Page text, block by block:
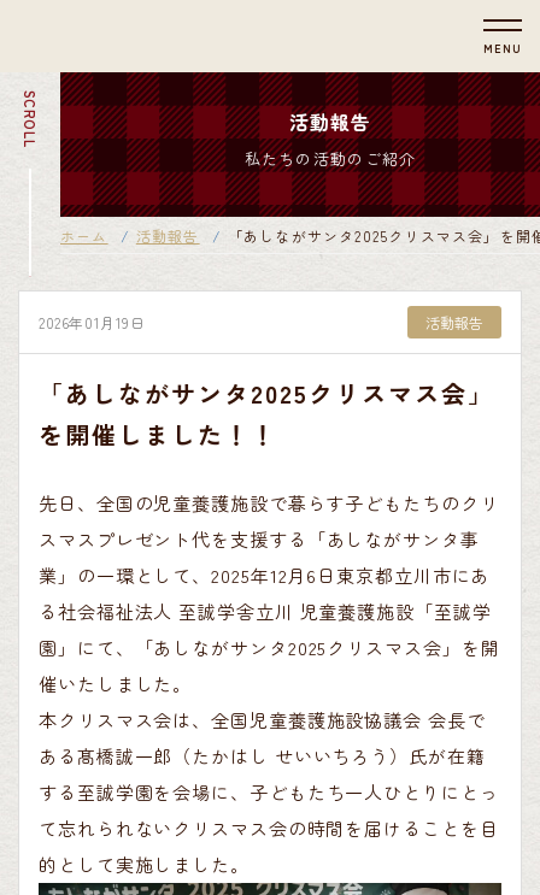
MENU
SCROLL 活動報告
私たちの活動のご紹介
ホーム 活動報告 「あしながサンタ2025クリスマス会」を
2026年01月19日 活動報告
「あしながサンタ2025クリスマス会」
を開催しました！！
先日、全国の児童養護施設で暮らす子どもたちのクリ
スマスプレゼント代を支援する「あしながサンタ事
業」の一環として、2025年12月 6 日東京都立川市にあ
る社会福祉法人 至誠学舎立川 児童養護施設「至誠学
園」にて、「あしながサンタ2025 クリスマス会」を開
催いたしました。
本クリ スマス会は、全国児童養護施設協議会 会長で
ある髙橋誠一郎（たかはし せいいちろう）氏が在籍
する至誠学園を会場に、子どもたち一人ひとりにとっ
て忘れられないクリスマス会の時間を届けることを目
的として実施しました。